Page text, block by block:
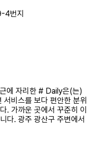
4번지
에 자리한 # Daily은(는)
비스를 보다 편안한 분위
. 가까운 곳에서 꾸준히 이
다. 광주 광산구 주변에서